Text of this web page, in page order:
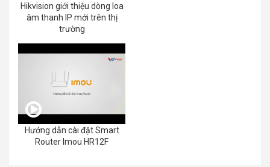
Hikvision giới thiệu dòng loa
âm thanh IP mới trên thị
trường
Hướng dẫn cài đặt Smart
Router Imou HR12F